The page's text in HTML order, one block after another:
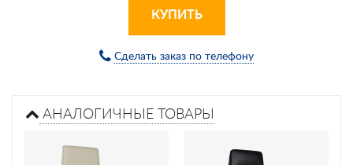
КУПИТЬ
Сделать заказ по телефону
АНАЛОГИЧНЫЕ ТОВАРЫ